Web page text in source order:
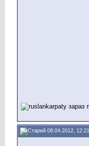
08.04.2012, 12:21